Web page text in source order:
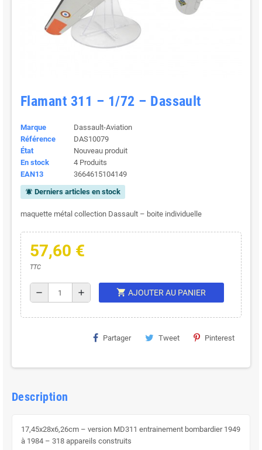
Flamant 311 – 1/72 – Dassault
Marque
Dassault-Aviation
Référence
DAS10079
État
Nouveau produit
En stock
4 Produits
EAN13
3664615104149
notifications_active Derniers articles en stock
maquette métal collection Dassault – boite individuelle
57,60 €
TTC
remove add shopping_cart AJOUTER AU PANIER
Partager Tweet Pinterest
Description
17,45x28x6,26cm – version MD311 entrainement bombardier 1949
à 1984 – 318 appareils construits